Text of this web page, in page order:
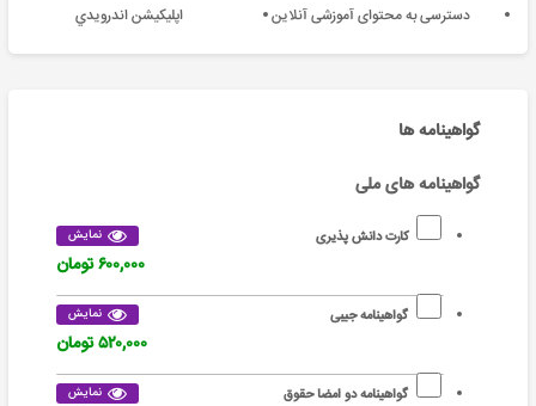
دسترسی به محتوای آموزشی آنلاین اپليکيشن اندرويدي
گواهینامه ها
گواهینامه های ملی
کارت دانش پذیری نمایش
۶۰۰,۰۰۰ تومان
گواهینامه جیبی نمایش
۵۲۰,۰۰۰ تومان
گواهینامه دو امضا حقوق نمایش